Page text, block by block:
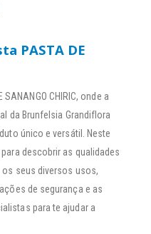
PASTA DE
CHIRIC, onde a
da Brunfelsia Grandiflora
único e versátil. Neste
descobrir as qualidades
os seus diversos usos,
de segurança e as
para te ajudar a